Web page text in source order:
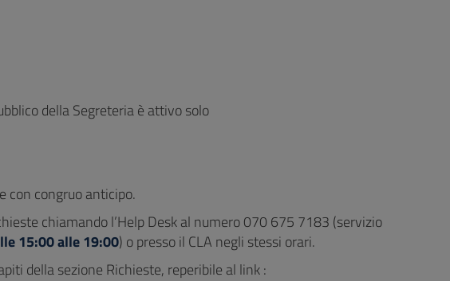
della Segreteria è attivo solo
con congruo anticipo.
chiamando l’Help Desk al numero 070 675 7183 (servizio
15:00 alle 19:00) o presso il CLA negli stessi orari.
della sezione Richieste, reperibile al link :